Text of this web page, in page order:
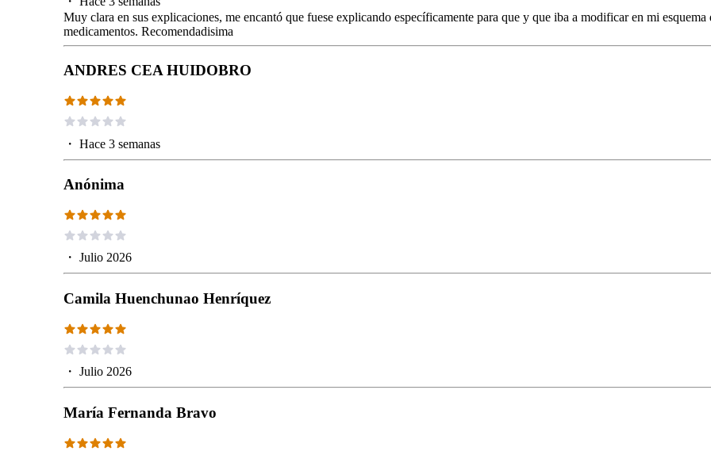
Muy clara en sus explicaciones, me encantó que fuese explicando específicamente para que y que iba a modificar en mi esquema
medicamentos. Recomendadisima
ANDRES CEA HUIDOBRO
・ Hace 3 semanas
Anónima
・ Julio 2026
Camila Huenchunao Henríquez
・ Julio 2026
María Fernanda Bravo